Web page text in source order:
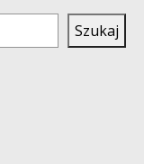
Szukaj